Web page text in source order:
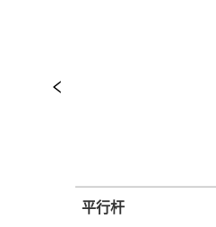
平行杆